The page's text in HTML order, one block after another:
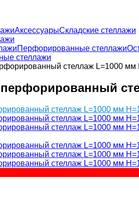
АксессуарыСкладские стеллажи
Перфорированные стеллажи
стеллажи
стеллаж L=1000 мм